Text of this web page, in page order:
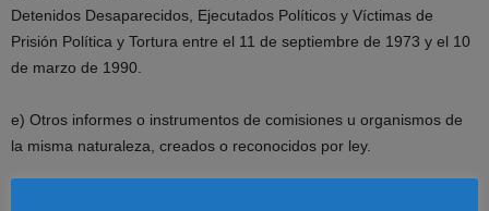
Detenidos Desaparecidos, Ejecutados Políticos y Víctimas de
Prisión Política y Tortura entre el 11 de septiembre de 1973 y el 10
de marzo de 1990.
e) Otros informes o instrumentos de comisiones u organismos de
la misma naturaleza, creados o reconocidos por ley.